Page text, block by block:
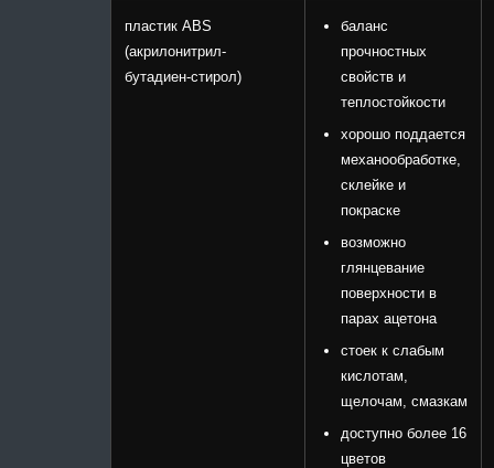
пластик ABS
(акрилонитрил-
бутадиен-стирол)
баланс
прочностных
свойств и
теплостойкости
хорошо поддается
механообработке,
склейке и
покраске
возможно
глянцевание
поверхности в
парах ацетона
стоек к слабым
кислотам,
щелочам, смазкам
доступно более 16
цветов